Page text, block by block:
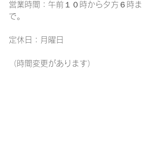
営業時間：午前１０時から夕方６時ま
で。
定休日：月曜日
（時間変更があります）